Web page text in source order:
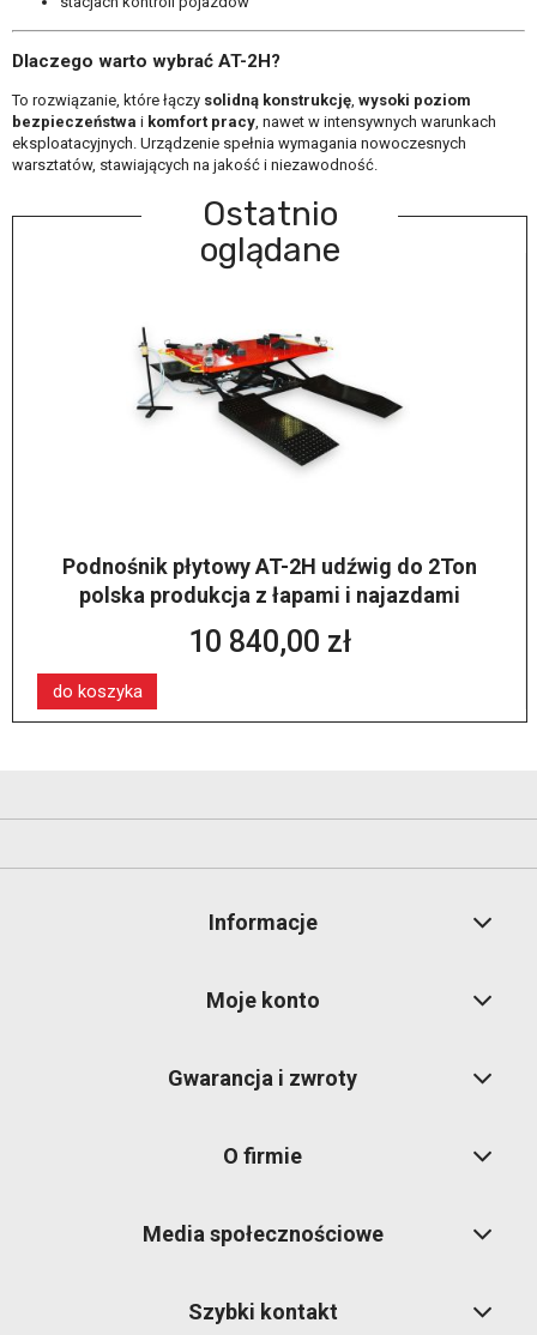
Dlaczego warto wybrać AT-2H?
To rozwiązanie, które łączy solidną konstrukcję wysoki poziom
bezpieczeństwa i komfort pracy , nawet w intensywnych warunkach
eksploatacyjnych. Urządzenie spełnia wymagania nowoczesnych
warsztatów, stawiających na jakość i niezawodność.
Ostatnio
oglądane
Podnośnik płytowy AT-2H udźwig do 2Ton
polska produkcja z łapami i najazdami
10 840,00 zł
do koszyka
Informacje
Moje konto
Gwarancja i zwroty
O firmie
Media społecznościowe
Szybki kontakt